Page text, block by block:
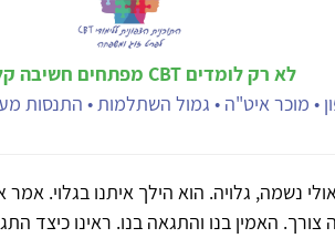
לא רק לומדים CBT מפתחים חשיבה קלינית
• מוכר איט"ה • גמול השתלמות • התנסות
נשמה, גלויה. הוא הילך איתנו בגלוי.
האמין בנו והתגאה בנו. ראינו כיצד